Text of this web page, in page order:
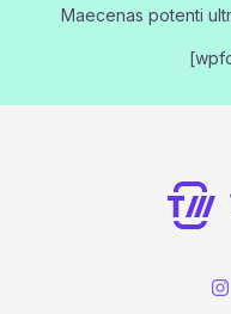
Maecenas potenti